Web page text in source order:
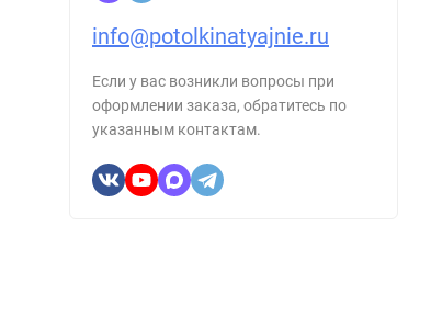
info@potolkinatyajnie.ru
Если у вас возникли вопросы при
оформлении заказа, обратитесь по
указанным контактам.